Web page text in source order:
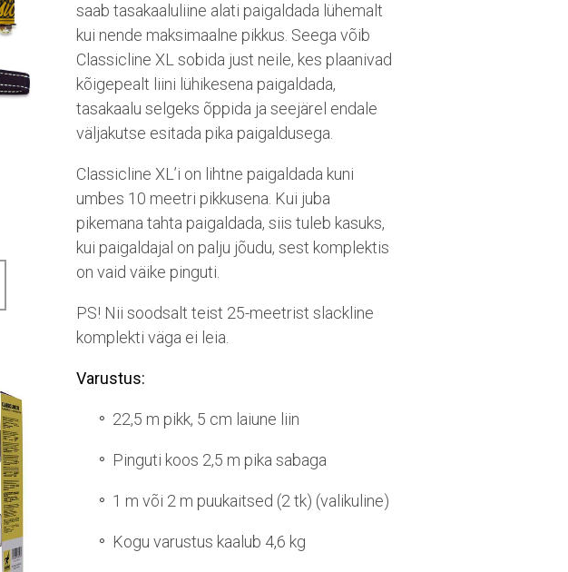
saab tasakaaluliine alati paigaldada lühemalt
kui nende maksimaalne pikkus. Seega võib
Classicline XL sobida just neile, kes plaanivad
kõigepealt liini lühikesena paigaldada,
tasakaalu selgeks õppida ja seejärel endale
väljakutse esitada pika paigaldusega.
Classicline XL’i on lihtne paigaldada kuni
umbes 10 meetri pikkusena. Kui juba
pikemana tahta paigaldada, siis tuleb kasuks,
kui paigaldajal on palju jõudu, sest komplektis
on vaid väike pinguti.
PS! Nii soodsalt teist 25-meetrist slackline
komplekti väga ei leia.
Varustus:
22,5 m pikk, 5 cm laiune liin
Pinguti koos 2,5 m pika sabaga
1 m või 2 m puukaitsed (2 tk) (valikuline)
Kogu varustus kaalub 4,6 kg